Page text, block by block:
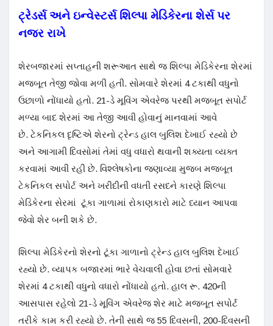
ટ્રેડર્સ અને ઇન્વેસ્ટર્સ શિલ્પા મેડિકેરના શેર્સ પર
નજર રાખે
શેરબજારમાં સપ્તાહની શરૂઆત સાથે જ શિલ્પા મેડિકેરના શેરમાં
મજબૂત તેજી જોવા મળી હતી. સોમવારે શેરમાં 4 ટકાથી વધુનો
ઉછાળો નોંધાયો હતો. 21-ડે મૂવિંગ એવરેજ પરથી મજબૂત સપોર્ટ
મળ્યા બાદ શેરમાં આ તેજી આવી હોવાનું માનવામાં આવે
છે. ટેકનિકલ દૃષ્ટિએ શેરનો ટ્રેન્ડ હાલ બુલિશ દેખાઈ રહ્યો છે
અને આગામી દિવસોમાં તેમાં વધુ વધારો થવાની શક્યતા વ્યક્ત
કરવામાં આવી રહી છે. વિશ્લેષકોના જણાવ્યા મુજબ મજબૂત
ટેકનિકલ સપોર્ટ અને ખરીદીની વધતી રસદને કારણે શિલ્પા
મેડિકેરના સેરમાં ટૂંકા ગાળામાં રોકાણકારો માટે ધ્યાન આપવા
જેવો શેર બની શકે છે.
શિલ્પા મેડિકેરનો શેરનો ટૂંકા ગાળાનો ટ્રેન્ડ હાલ બુલિશ દેખાઈ
રહ્યો છે. વ્યાપક બજારમાં ભારે વેચવાલી હોવા છતાં સોમવારે
શેરમાં 4 ટકાથી વધુનો વધારો નોંધાયો હતો. હાલ રૂ. 420ની
આસપાસ રહેલો 21-ડે મૂવિંગ એવરેજ શેર માટે મજબૂત સપોર્ટ
તરીકે કામ કરી રહ્યો છે. તેની સાથે જ 55 દિવસની, 200-દિવસની